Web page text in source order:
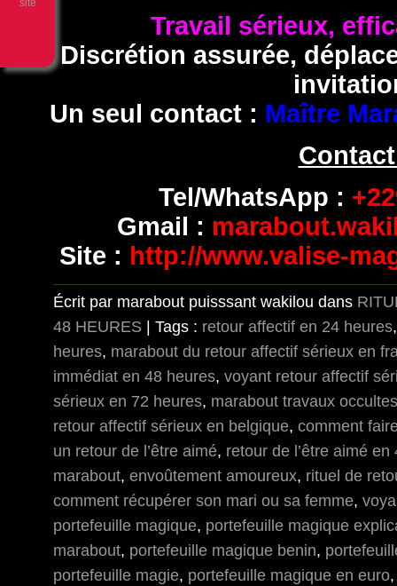
Travail sérieux,
Discrétion assurée,
Un seul contact : Maître
Tel/WhatsApp :
Gmail :
Site : http://www.valise-
Écrit par marabout puisssant wakilou dans
48 HEURES | Tags : retour affectif en 24 heures
heures, marabout du retour affectif sérieux en
immédiat en 48 heures, voyant retour affectif
sérieux en 72 heures, marabout travaux
retour affectif sérieux en belgique, comment
un retour de l’être aimé, retour de l’être aimé en
marabout, envoûtement amoureux, rituel de
comment récupérer son mari ou sa femme,
portefeuille magique, portefeuille magique
marabout, portefeuille magique benin,
portefeuille magie, portefeuille magique en euro